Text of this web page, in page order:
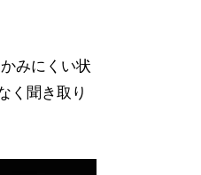
みにくい状
く聞き取り